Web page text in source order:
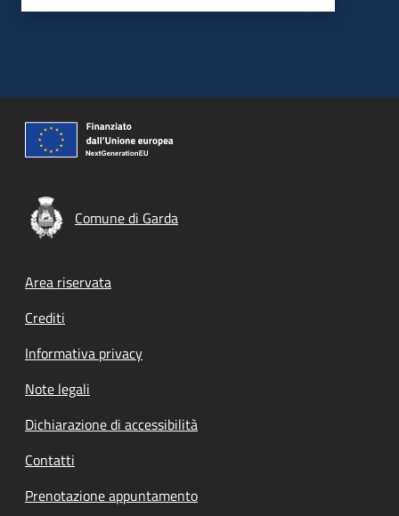
Comune di Garda
Footer menu
Area riservata
Crediti
Informativa privacy
Note legali
Dichiarazione di accessibilità
Contatti
Prenotazione appuntamento